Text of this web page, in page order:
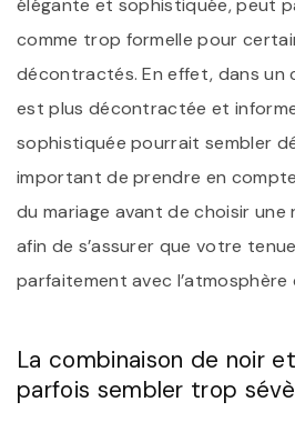
élégante et sophistiquée, peut
comme trop formelle pour
décontractés. En effet, dans un
est plus décontractée et
sophistiquée pourrait sembler
important de prendre en
du mariage avant de choisir
afin de s’assurer que votre
parfaitement avec l’atmosphère
La combinaison de noir
parfois sembler trop